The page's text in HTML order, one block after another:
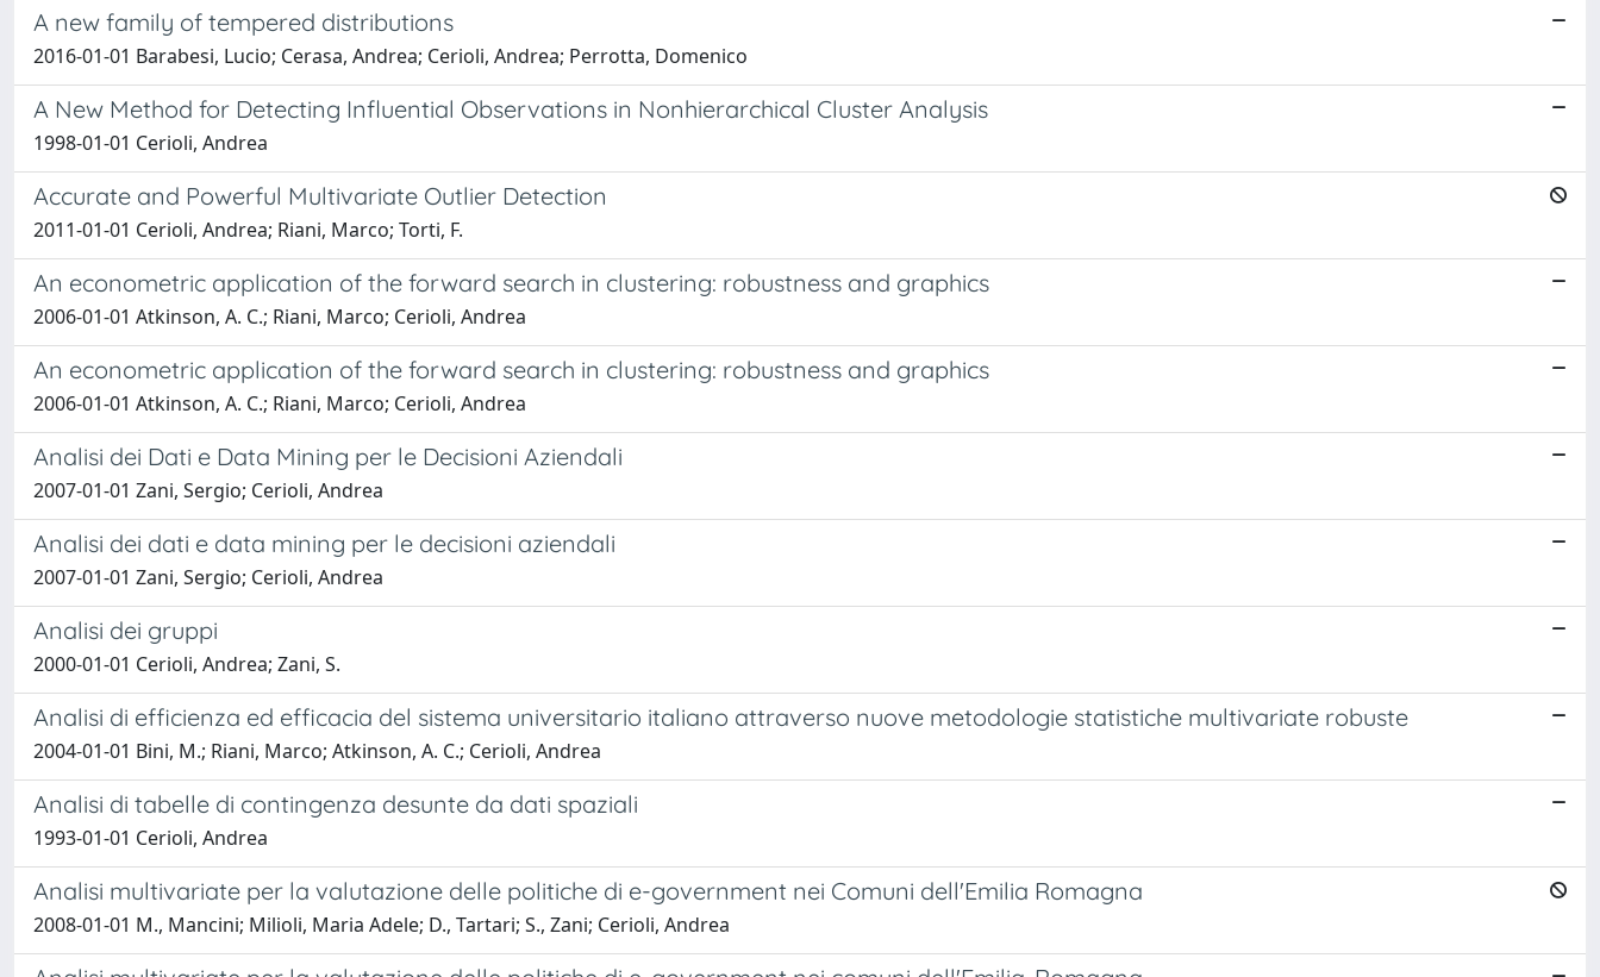
A new family of tempered distributions
2016-01-01 Barabesi, Lucio; Cerasa, Andrea; Cerioli, Andrea; Perrotta, Domenico
A New Method for Detecting Influential Observations in Nonhierarchical Cluster Analysis
1998-01-01 Cerioli, Andrea
Accurate and Powerful Multivariate Outlier Detection
2011-01-01 Cerioli, Andrea; Riani, Marco; Torti, F.
An econometric application of the forward search in clustering: robustness and graphics
2006-01-01 Atkinson, A. C.; Riani, Marco; Cerioli, Andrea
An econometric application of the forward search in clustering: robustness and graphics
2006-01-01 Atkinson, A. C.; Riani, Marco; Cerioli, Andrea
Analisi dei Dati e Data Mining per le Decisioni Aziendali
2007-01-01 Zani, Sergio; Cerioli, Andrea
Analisi dei dati e data mining per le decisioni aziendali
2007-01-01 Zani, Sergio; Cerioli, Andrea
Analisi dei gruppi
2000-01-01 Cerioli, Andrea; Zani, S.
Analisi di efficienza ed efficacia del sistema universitario italiano attraverso nuove metodologie statistiche multivariate robuste
2004-01-01 Bini, M.; Riani, Marco; Atkinson, A. C.; Cerioli, Andrea
Analisi di tabelle di contingenza desunte da dati spaziali
1993-01-01 Cerioli, Andrea
Analisi multivariate per la valutazione delle politiche di e-government nei Comuni dell'Emilia Romagna
2008-01-01 M., Mancini; Milioli, Maria Adele; D., Tartari; S., Zani; Cerioli, Andrea